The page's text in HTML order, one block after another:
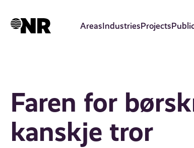
AreasIndustriesProjects
Faren for
kanskje tror